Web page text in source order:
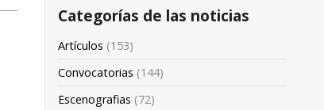
Categorías de las noticias
Artículos (153)
Convocatorias (144)
Escenografias (72)